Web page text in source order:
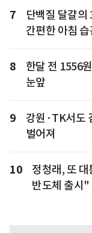
7
단백질 달걀의
간편한 아침 습
8
한달 전 1556
눈앞
9
강원·TK서도
벌어져
10
정청래, 또
반도체 출시"